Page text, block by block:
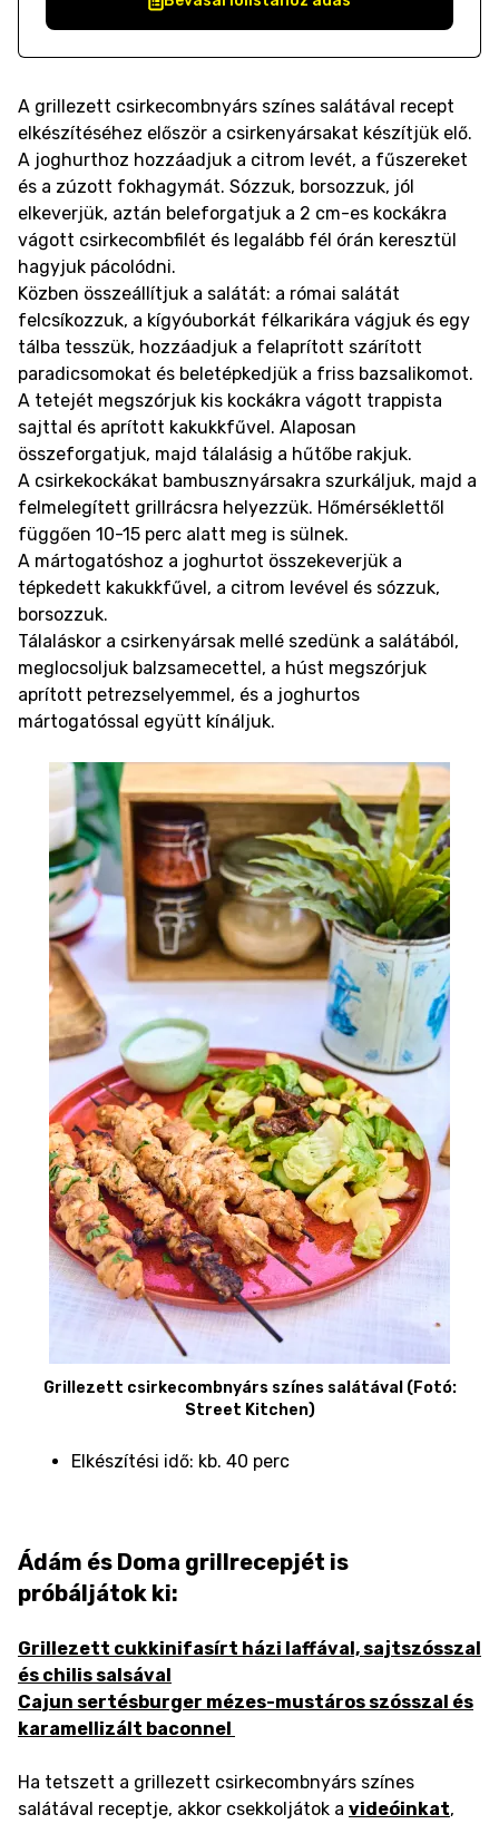
A grillezett csirkecombnyárs színes salátával recept
elkészítéséhez először a csirkenyársakat készítjük elő.
A joghurthoz hozzáadjuk a citrom levét, a fűszereket
és a zúzott fokhagymát. Sózzuk, borsozzuk, jól
elkeverjük, aztán beleforgatjuk a 2 cm-es kockákra
vágott csirkecombfilét és legalább fél órán keresztül
hagyjuk pácolódni.
Közben összeállítjuk a salátát: a római salátát
felcsíkozzuk, a kígyóuborkát félkarikára vágjuk és egy
tálba tesszük, hozzáadjuk a felaprított szárított
paradicsomokat és beletépkedjük a friss bazsalikomot.
A tetejét megszórjuk kis kockákra vágott trappista
sajttal és aprított kakukkfűvel. Alaposan
összeforgatjuk, majd tálalásig a hűtőbe rakjuk.
A csirkekockákat bambusznyársakra szurkáljuk, majd a
felmelegített grillrácsra helyezzük. Hőmérséklettől
függően 10-15 perc alatt meg is sülnek.
A mártogatóshoz a joghurtot összekeverjük a
tépkedett kakukkfűvel, a citrom levével és sózzuk,
borsozzuk.
Tálaláskor a csirkenyársak mellé szedünk a salátából,
meglocsoljuk balzsamecettel, a húst megszórjuk
aprított petrezselyemmel, és a joghurtos
mártogatóssal együtt kínáljuk.
Grillezett csirkecombnyárs színes salátával (Fotó:
Street Kitchen)
Elkészítési idő: kb. 40 perc
Ádám és Doma grillrecepjét is
próbáljátok ki:
Grillezett cukkinifasírt házi laffával, sajtszósszal
és chilis salsával
Cajun sertésburger mézes-mustáros szósszal és
karamellizált baconnel
Ha tetszett a grillezett csirkecombnyárs színes
salátával receptje, akkor csekkoljátok a videóinkat,